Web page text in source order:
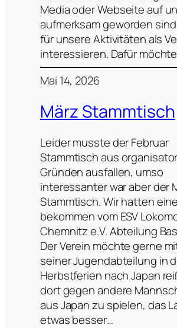
Media oder Webseite auf
aufmerksam geworden
für unsere Aktivitäten als
interessieren. Dafür
Mai 14, 2026
März Stammtisch
Leider musste der Februar
Stammtisch aus
Gründen ausfallen, umso
interessanter war aber der
Stammtisch. Wir hatten
bekommen vom ESV
Chemnitz e.V. Abteilung
Der Verein möchte gerne
seiner Jugendabteilung in
Herbstferien nach Japan
dort gegen andere
aus Japan zu spielen, das
etwas besser…